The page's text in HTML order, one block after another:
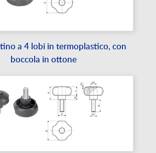
a 4 lobi in termoplastico, con
boccola in ottone